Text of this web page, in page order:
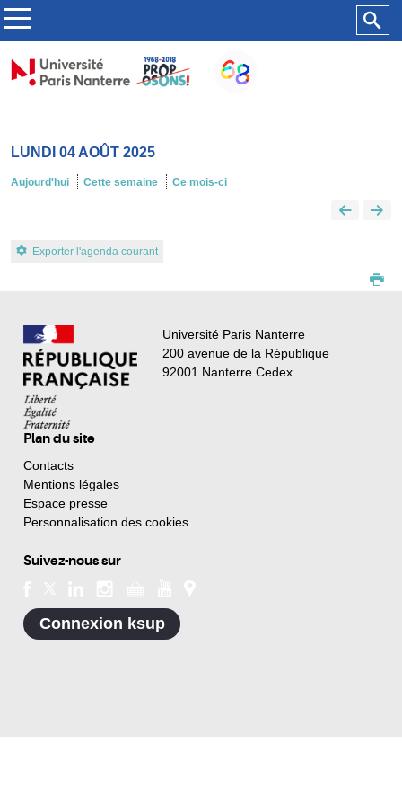
LUNDI 04 AOÛT 2025
Aujourd'hui Cette semaine Ce mois-ci
Exporter l'agenda courant
Université Paris Nanterre
200 avenue de la République
92001 Nanterre Cedex
Plan du site
Contacts
Mentions légales
Espace presse
Personnalisation des cookies
Suivez-nous sur
Connexion ksup